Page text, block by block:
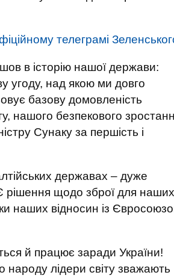
телеграмі
в історію нашої держави:
угоду, над якою ми довго
базову домовленість
нашого безпекового
Сунаку за першість і
державах – дуже
рішення щодо зброї для наших
наших відносин із
й працює заради України!
лідери світу зважають